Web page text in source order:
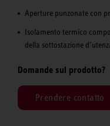
Aperture punzonate con
Isolamento termico
della sottostazione
Domande sul prodotto?
Prendere contatto